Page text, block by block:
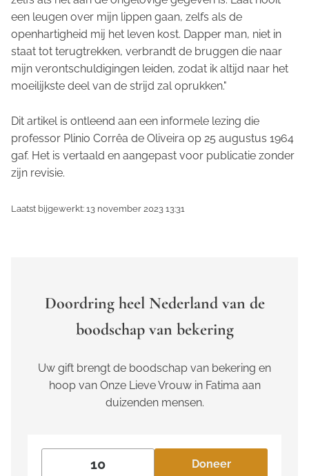
een leugen over mijn lippen gaan, zelfs als de
openhartigheid mij het leven kost. Dapper man, niet in
staat tot terugtrekken, verbrandt de bruggen die naar
mijn verontschuldigingen leiden, zodat ik altijd naar het
moeilijkste deel van de strijd zal oprukken."
Dit artikel is ontleend aan een informele lezing die
professor Plinio Corrêa de Oliveira op 25 augustus 1964
gaf. Het is vertaald en aangepast voor publicatie zonder
zijn revisie.
Laatst bijgewerkt: 13 november 2023 13:31
Doordring heel Nederland van de
boodschap van bekering
Uw gift brengt de boodschap van bekering en
hoop van Onze Lieve Vrouw in Fatima aan
duizenden mensen.
Doneer